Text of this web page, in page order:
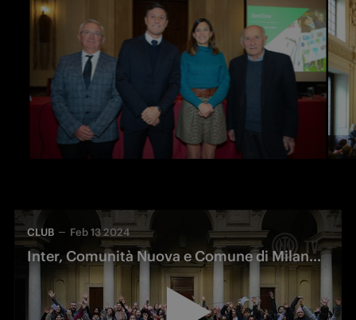
CLUB Feb 13 2024
Inter, Comunità Nuova e Comune di Milano celebrano i 10 anni di SportZone